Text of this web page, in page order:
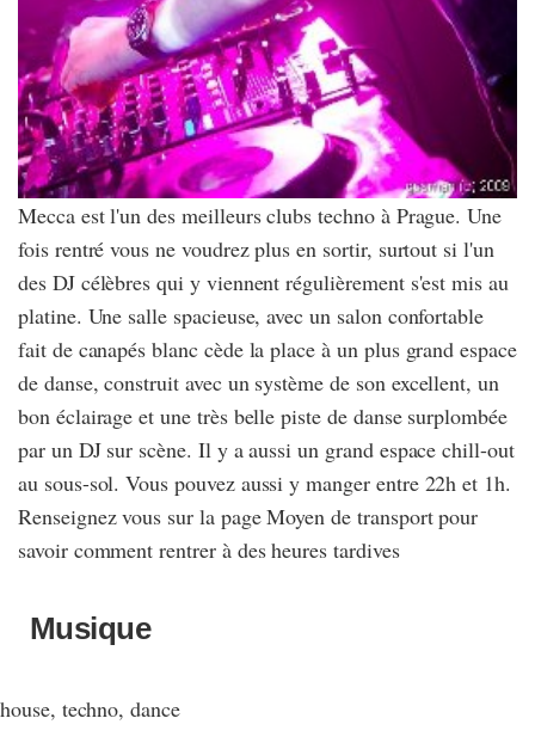
Mecca est l'un des meilleurs clubs techno à Prague. Une
fois rentré vous ne voudrez plus en sortir, surtout si l'un
des DJ célèbres qui y viennent régulièrement s'est mis au
platine. Une salle spacieuse, avec un salon confortable
fait de canapés blanc cède la place à un plus grand espace
de danse, construit avec un système de son excellent, un
bon éclairage et une très belle piste de danse surplombée
par un DJ sur scène. Il y a aussi un grand espace chill-out
au sous-sol. Vous pouvez aussi y manger entre 22h et 1h.
Renseignez vous sur la page Moyen de transport pour
savoir comment rentrer à des heures tardives
Musique
house, techno, dance